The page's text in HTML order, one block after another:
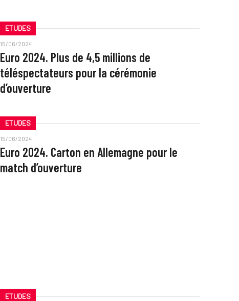
ETUDES
15/06/2024
Euro 2024. Plus de 4,5 millions de
téléspectateurs pour la cérémonie
d’ouverture
ETUDES
15/06/2024
Euro 2024. Carton en Allemagne pour le
match d’ouverture
ETUDES